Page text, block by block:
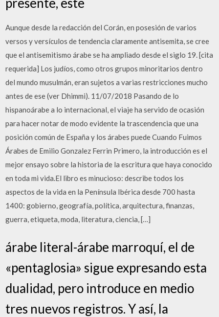
Aunque desde la redacción del Corán, en posesión de varios
versos y versículos de tendencia claramente antisemita, se cree
que el antisemitismo árabe se ha ampliado desde el siglo 19. [cita
requerida] Los judíos, como otros grupos minoritarios dentro
del mundo musulmán, eran sujetos a varias restricciones mucho
antes de ese (ver Dhimmi). 11/07/2018 Pasando de lo
hispanoárabe a lo internacional, el viaje ha servido de ocasión
para hacer notar de modo evidente la trascendencia que una
posición común de España y los árabes puede Cuando Fuimos
Árabes de Emilio Gonzalez Ferrin Primero, la introducción es el
mejor ensayo sobre la historia de la escritura que haya conocido
en toda mi vida.El libro es minucioso: describe todos los
aspectos de la vida en la Península Ibérica desde 700 hasta
1400: gobierno, geografía, política, arquitectura, finanzas,
guerra, etiqueta, moda, literatura, ciencia, […]
árabe literal-árabe marroquí, el de
«pentaglosia» sigue expresando esta
dualidad, pero introduce en medio
tres nuevos registros. Y así, la